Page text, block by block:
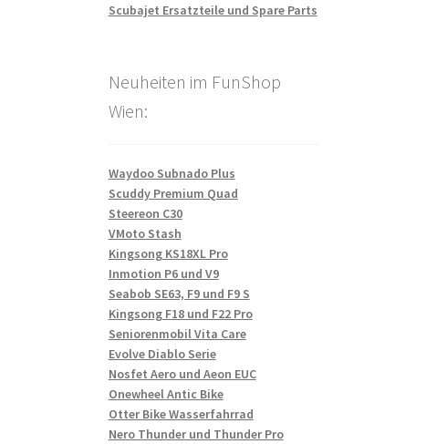
Scubajet Ersatzteile und Spare Parts
Neuheiten im FunShop
Wien:
Waydoo Subnado Plus
Scuddy Premium Quad
Steereon C30
VMoto Stash
Kingsong KS18XL Pro
Inmotion P6 und V9
Seabob SE63, F9 und F9 S
Kingsong F18 und F22 Pro
Seniorenmobil Vita Care
Evolve Diablo Serie
Nosfet Aero und Aeon EUC
Onewheel Antic Bike
Otter Bike Wasserfahrrad
Nero Thunder und Thunder Pro